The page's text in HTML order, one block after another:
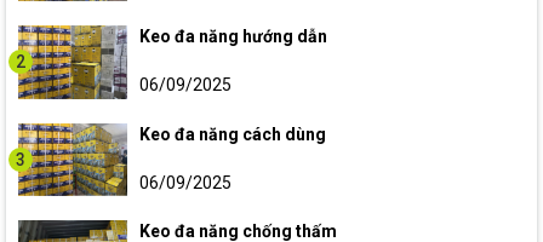
2
Keo đa năng hướng dẫn
06/09/2025
3
Keo đa năng cách dùng
06/09/2025
Keo đa năng chống thấm